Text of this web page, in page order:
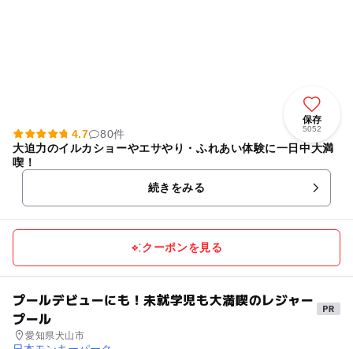
保存
5052
4.7
80件
大迫力のイルカショーやエサやり・ふれあい体験に一日中大満
喫！
続きをみる
クーポンを見る
プールデビューにも！未就学児も大満喫のレジャー
プール
愛知県犬山市